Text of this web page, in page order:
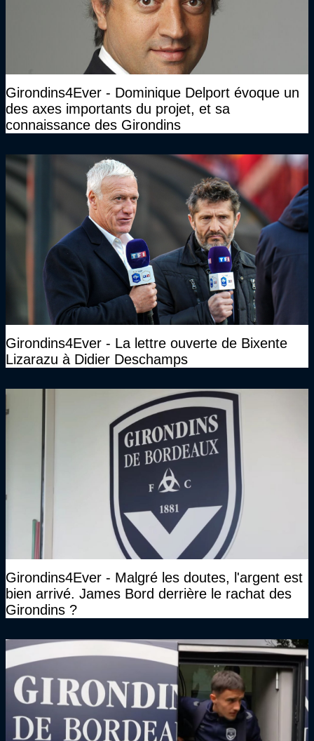
Girondins4Ever - Dominique Delport évoque un
des axes importants du projet, et sa
connaissance des Girondins
Girondins4Ever - La lettre ouverte de Bixente
Lizarazu à Didier Deschamps
Girondins4Ever - Malgré les doutes, l'argent est
bien arrivé. James Bord derrière le rachat des
Girondins ?